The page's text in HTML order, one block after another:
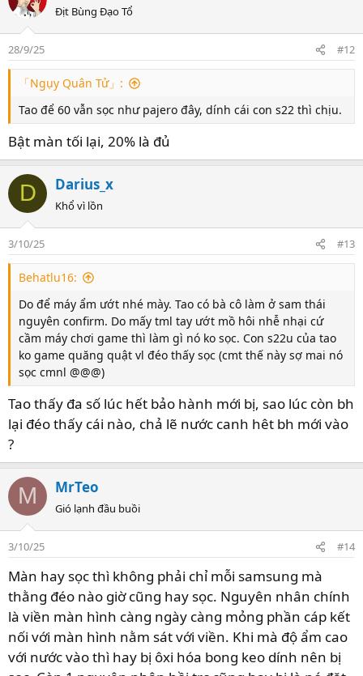
Địt Bùng Đạo Tổ
28/9/25 #12
「Ngụy Quân Tử」:
Tao để 60 vẫn sọc như pajero đây, dính cái con s22 thì chịu.
Bật màn tối lại, 20% là đủ
D Darius_x
Khổ vì lồn
3/10/25 #13
Behatlu16:
Do để máy ẩm ướt nhé mày. Tao có bà cô làm ở sam thái
nguyên confirm. Do mấy tml tay ướt mồ hôi nhễ nhại cứ
cầm máy chơi game thì làm gì nó ko sọc. Con s22u của tao
ko game quăng quật vl đéo thấy sọc (cmt thế này sợ mai nó
sọc cmnl @@@)
Tao thấy đa số lúc hết bảo hành mới bị, sao lúc còn bh
lại đéo thấy cái nào, chả lẽ nước canh hêt bh mới vào
?
M MrTeo
Gió lạnh đầu buồi
3/10/25 #14
Màn hay sọc thì không phải chỉ mỗi samsung mà
thằng đéo nào giờ cũng hay sọc. Nguyên nhân chính
là viền màn hình càng ngày càng mỏng phần cáp kết
nối với màn hình nằm sát với viền. Khi mà độ ẩm cao
với nước vào thì hay bị ôxi hóa bong keo dính nên bị